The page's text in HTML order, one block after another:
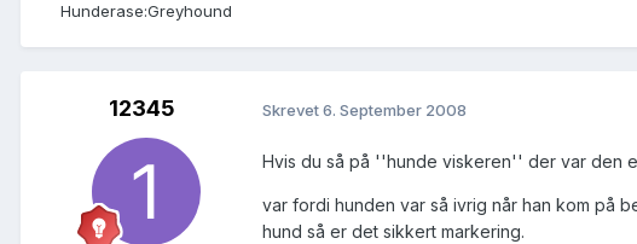
Hunderase:Greyhound
12345 Skrevet6. September 2008
Hvis du så på ''hunde viskeren'' der var den
var fordi hunden var så ivrig når han kom på
hund så er det sikkert markering.